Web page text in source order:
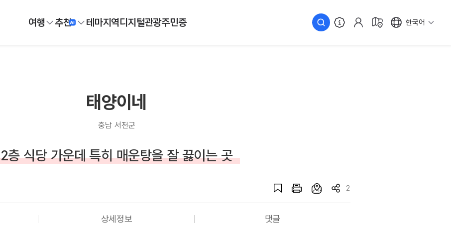
여행 추천 테마지역디지털관광주민증 한국어
태양이네
충남 서천군
2층 식당 가운데 특히 매운탕을 잘 끓이는 곳
2
상세정보 댓글